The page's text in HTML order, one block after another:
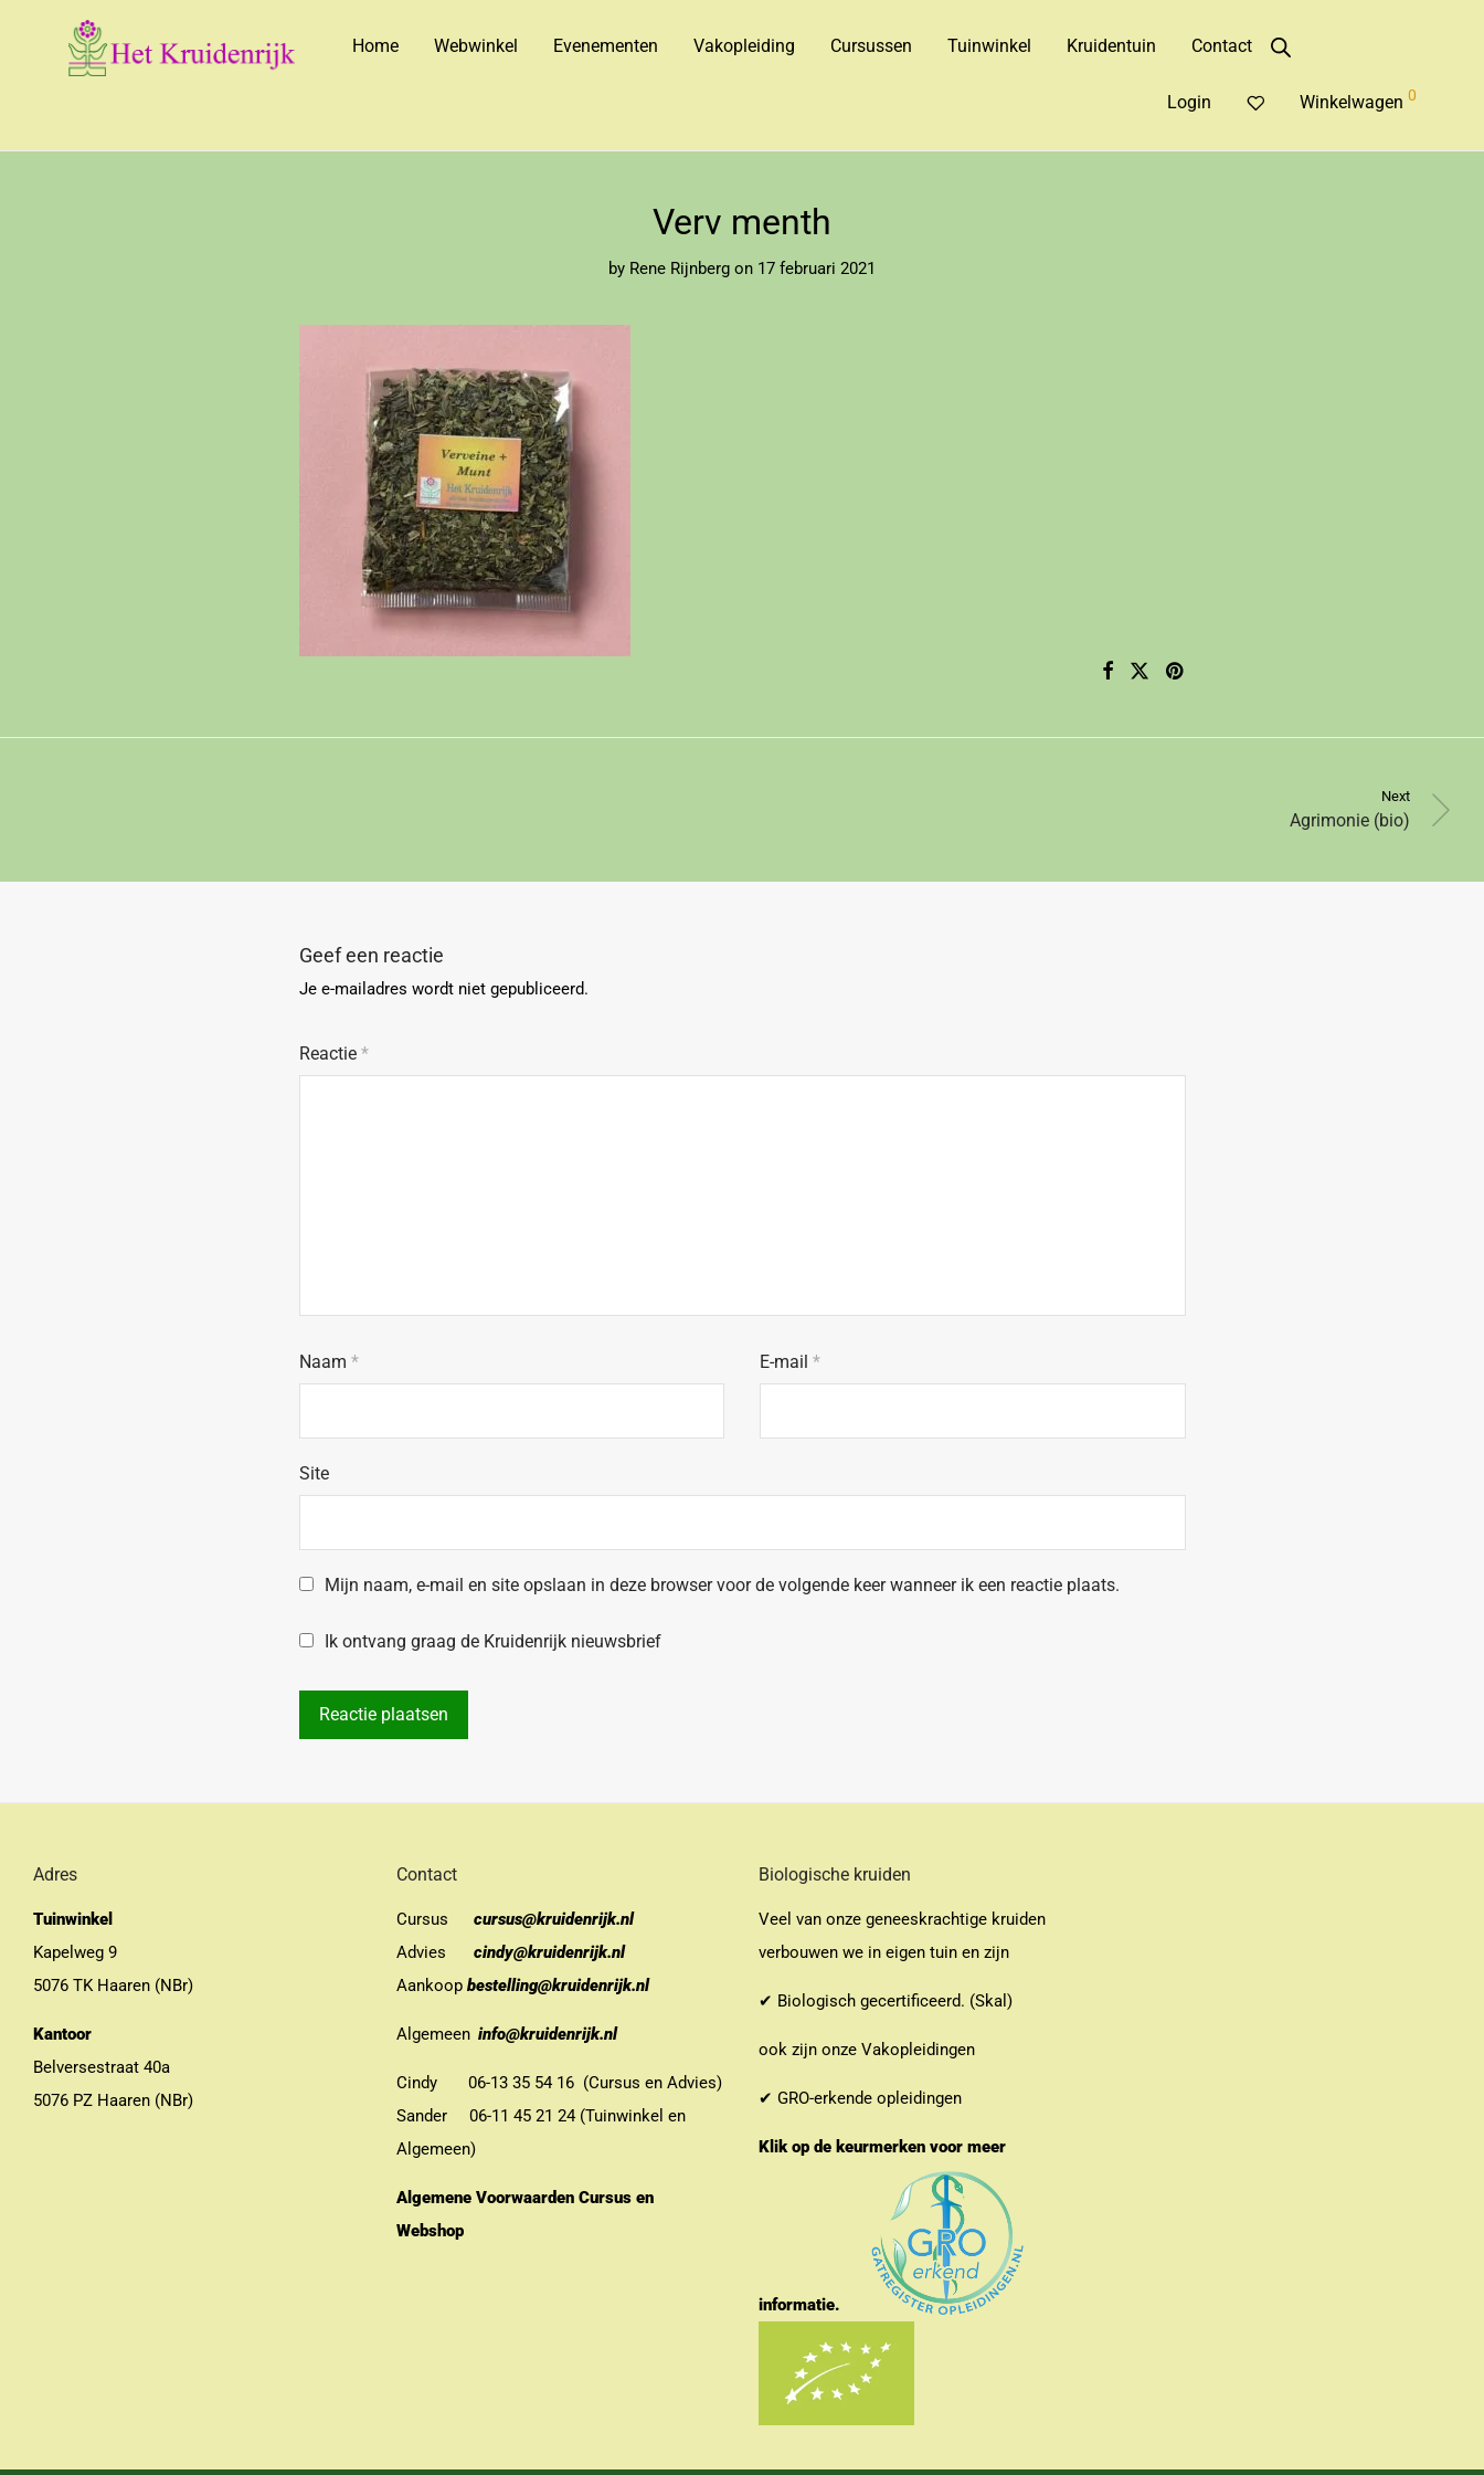
Home Webwinkel Evenementen Vakopleiding Cursussen Tuinwinkel Kruidentuin Contact
Login Winkelwagen 0
Verv menth
by Rene Rijnberg on 17 februari 2021
Next
Agrimonie (bio)
Geef een reactie
Je e-mailadres wordt niet gepubliceerd.
Reactie *
Naam * E-mail*
Site
Mijn naam, e-mail en site opslaan in deze browser voor de volgende keer wanneer ik een reactie plaats.
Ik ontvang graag de Kruidenrijk nieuwsbrief
Adres
Tuinwinkel
Kapelweg 9
5076 TK Haaren (NBr)
Kantoor
Belversestraat 40a
5076 PZ Haaren (NBr)
Contact
Cursus
cursus@kruidenrijk.nl
Advies
cindy@kruidenrijk.nl
Aankoop bestelling@kruidenrijk.nl
Algemeen info@kruidenrijk.nl
Cindy 06-13 35 54 16 (Cursus en Advies)
Sander 06-11 45 21 24 (Tuinwinkel en
Algemeen)
Algemene Voorwaarden Cursus en
Webshop
Biologische kruiden
Veel van onze geneeskrachtige kruiden
verbouwen we in eigen tuin en zijn
✔ Biologisch gecertificeerd. (Skal)
ook zijn onze Vakopleidingen
✔ GRO-erkende opleidingen
Klik op de keurmerken voor meer
informatie.